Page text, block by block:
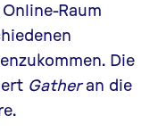
Raum
Die
Gatheran die